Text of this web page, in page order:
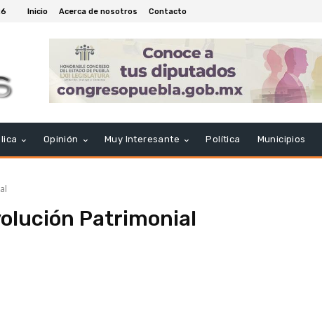
Inicio Acerca de nosotros Contacto
Opinión Muy Interesante Política Municipios
Patrimonial